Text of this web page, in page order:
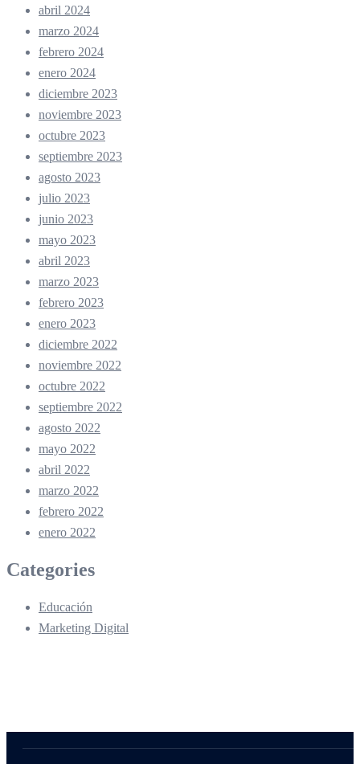
abril 2024
marzo 2024
febrero 2024
enero 2024
diciembre 2023
noviembre 2023
octubre 2023
septiembre 2023
agosto 2023
julio 2023
junio 2023
mayo 2023
abril 2023
marzo 2023
febrero 2023
enero 2023
diciembre 2022
noviembre 2022
octubre 2022
septiembre 2022
agosto 2022
mayo 2022
abril 2022
marzo 2022
febrero 2022
enero 2022
Categories
Educación
Marketing Digital